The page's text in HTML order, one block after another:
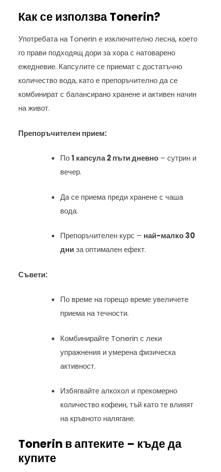
Как се използва Tonerin?
Употребата на Tonerin е изключително лесна, което
го прави подходящ дори за хора с натоварено
ежедневие. Капсулите се приемат с достатъчно
количество вода, като е препоръчително да се
комбинират с балансирано хранене и активен начин
на живот.
Препоръчителен прием:
По1 капсула 2 пъти дневно – сутрин и
вечер.
Да се приема преди хранене с чаша
вода.
Препоръчителен курс – най-малко 30
дниза оптимален ефект.
Съвети:
По време на горещо време увеличете
приема на течности.
Комбинирайте Tonerin с леки
упражнения и умерена физическа
активност.
Избягвайте алкохол и прекомерно
количество кофеин, тъй като те влияят
на кръвното налягане.
Tonerin в аптеките – къде да
купите